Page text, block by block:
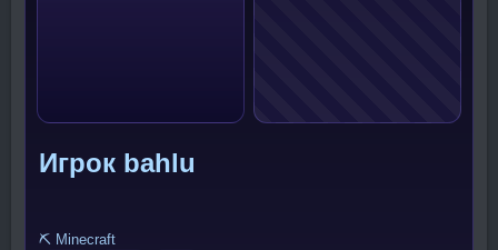
Игрок bahlu
⛏️ Minecraft